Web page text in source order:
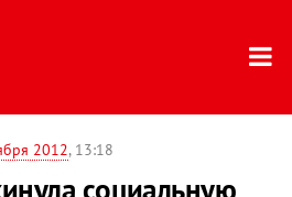
2012, 13:18
социальную